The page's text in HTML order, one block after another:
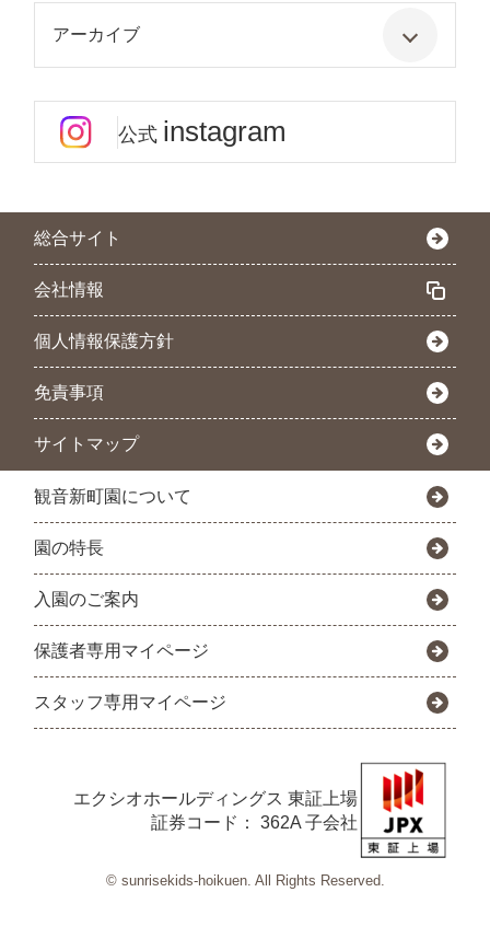
アーカイブ
公式 instagram
総合サイト
会社情報
個人情報保護方針
免責事項
サイトマップ
観音新町園について
園の特長
入園のご案内
保護者専用マイページ
スタッフ専用マイページ
エクシオホールディングス 東証上場
証券コード： 362A 子会社
© sunrisekids-hoikuen. All Rights Reserved.